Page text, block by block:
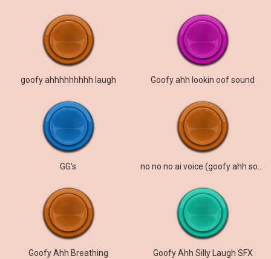
goofy ahhhhhhhhh laugh Goofy ahh lookin oof sound
GG’s
Goofy Ahh Breathing Goofy Ahh Silly Laugh SFX